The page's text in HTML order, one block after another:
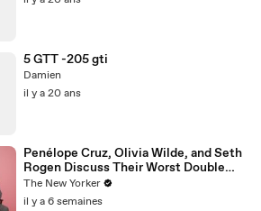
5 GTT -205 gti
Damien
il y a 20 ans
Penélope Cruz, Olivia Wilde, and Seth
Rogen Discuss Their Worst Double
Dates | The Mini Interview
The New Yorker
il y a 6 semaines